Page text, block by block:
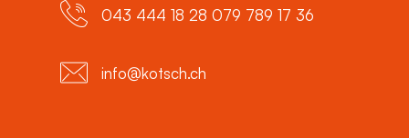
043 444 18 28 079 789 17 36
info@kotsch.ch